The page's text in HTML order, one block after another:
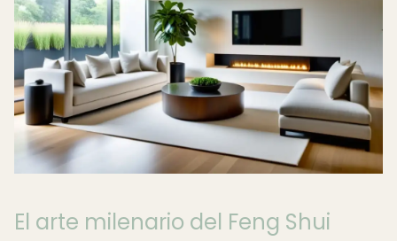
El arte milenario del Feng Shui